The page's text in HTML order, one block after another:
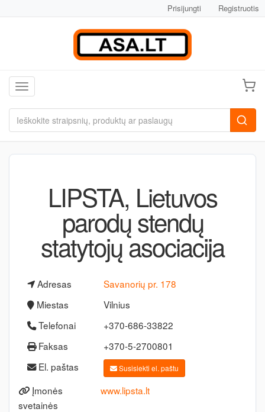
Prisijungti Registruotis
Toggle navigation
LIPSTA, Lietuvos
parodų stendų
statytojų asociacija
Adresas
Savanorių pr. 178
Miestas
Vilnius
Telefonai
+370-686-33822
Faksas
+370-5-2700801
El. paštas
Susisiekti el. paštu
Įmonės
svetainės
www.lipsta.lt